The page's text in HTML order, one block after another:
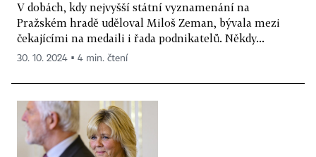
V dobách, kdy nejvyšší státní vyznamenání na
Pražském hradě uděloval Miloš Zeman, bývala mezi
čekajícími na medaili i řada podnikatelů. Někdy...
30. 10. 2024 ▪ 4 min. čtení